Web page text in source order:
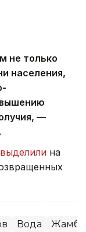
не только
населения,
—
выделили на
Вода